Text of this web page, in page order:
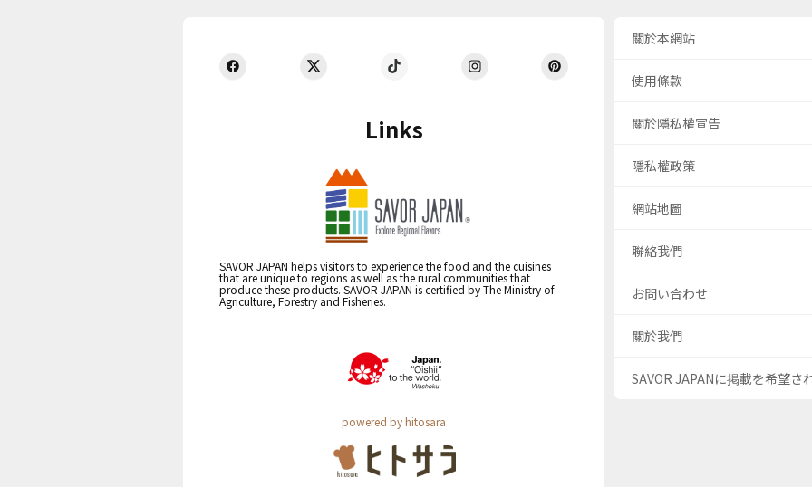
Links
SAVOR JAPAN helps visitors to experience the food and the cuisines
that are unique to regions as well as the rural communities that
produce these products. SAVOR JAPAN is certified by The Ministry of
Agriculture, Forestry and Fisheries.
powered by hitosara
關於本網站
使用條款
關於隱私權宣告
隱私權政策
網站地圖
聯絡我們
お問い合わせ
關於我們
SAVOR JAPANに掲載を希望さ